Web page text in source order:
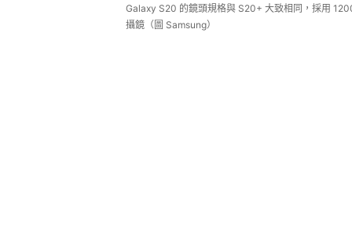
Galaxy S20 的鏡頭規格與 S20+ 大致相同，採用
攝鏡（圖 Samsung）